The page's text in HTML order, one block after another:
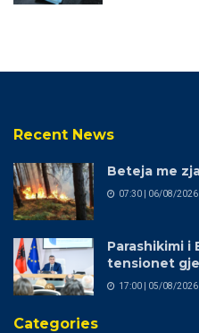
Recent News
Beteja me
07:30 | 06/08/2026
Parashikimi i
tensionet
17:00 | 05/08/2026
Categories